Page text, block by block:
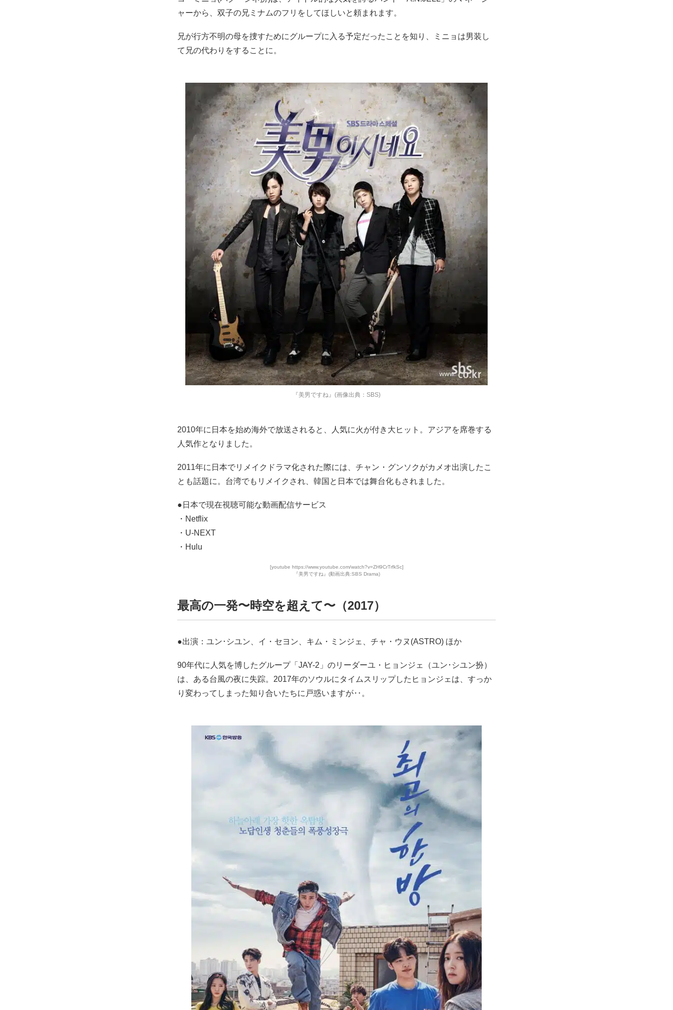
ャーから、双子の兄ミナムのフリをしてほしいと頼まれます。
兄が行方不明の母を捜すためにグループに入る予定だったことを知り、ミニョは男装し
て兄の代わりをすることに。
『美男ですね』(画像出典：SBS)
2010年に日本を始め海外で放送されると、人気に火が付き大ヒット。アジアを席巻する
人気作となりました。
2011年に日本でリメイクドラマ化された際には、チャン・グンソクがカメオ出演したこ
とも話題に。台湾でもリメイクされ、韓国と日本では舞台化もされました。
●日本で現在視聴可能な動画配信サービス
・Netflix
・U-NEXT
・Hulu
[youtube https://www.youtube.com/watch?v=ZH9CrTrfkSc]
『美男ですね』(動画出典:SBS Drama)
最高の一発〜時空を超えて〜（2017）
●出演：ユン･シユン、イ・セヨン、キム・ミンジェ、チャ・ウヌ(ASTRO) ほか
90年代に人気を博したグループ「JAY-2」のリーダーユ・ヒョンジェ（ユン･シユン扮）
は、ある台風の夜に失踪。2017年のソウルにタイムスリップしたヒョンジェは、すっか
り変わってしまった知り合いたちに戸惑いますが‥。